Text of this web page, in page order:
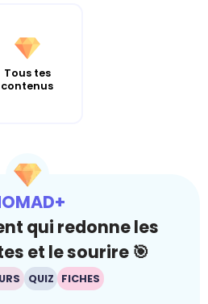
Tous tes
contenus
qui redonne les
et le sourire 🎯
QUIZ FICHES